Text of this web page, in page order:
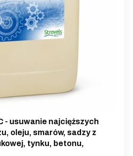
- usuwanie najcięższych
oleju, smarów, sadzy z
tynku, betonu,